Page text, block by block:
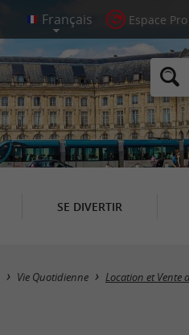
Espace Pro
SE DIVERTIR
Vie Quotidienne Location et Vente